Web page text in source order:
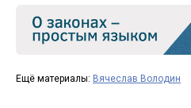
Ещё материалы: Вячеслав Володин